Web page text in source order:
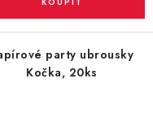
party ubrousky
Kočka, 20ks